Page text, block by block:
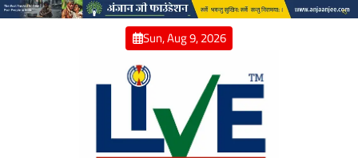
Skip
Sun, Aug 9, 2026